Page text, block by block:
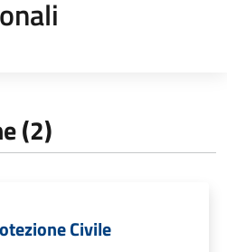
(2)
Civile